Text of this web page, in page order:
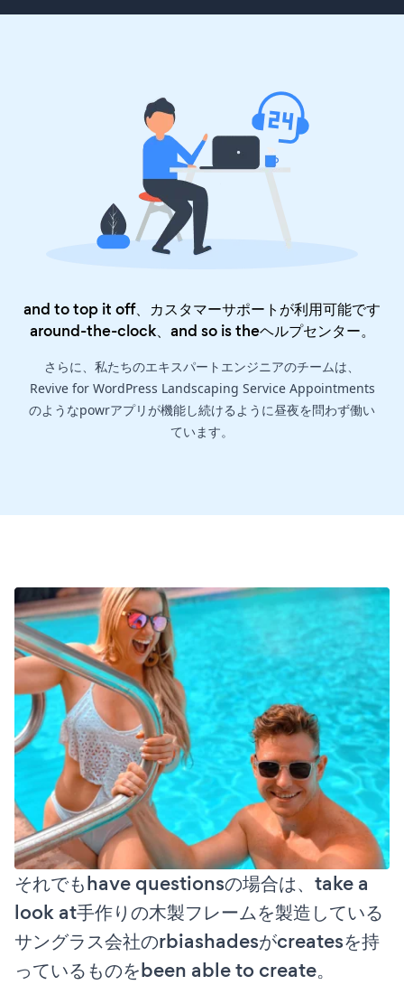
and to top it off、カスタマーサポートが利用可能です
around-the-clock、and so is theヘルプセンター。
さらに、私たちのエキスパートエンジニアのチームは、
Revive for WordPress Landscaping Service Appointments
のようなpowrアプリが機能し続けるように昼夜を問わず働い
ています。
それでもhave questionsの場合は、take a
look at手作りの木製フレームを製造している
サングラス会社のrbiashadesがcreatesを持
っているものをbeen able to create。